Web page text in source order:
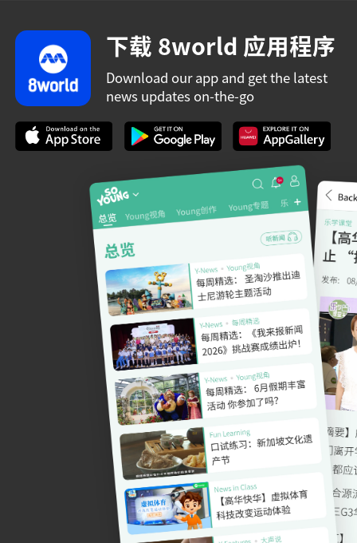
下载 8world 应用程序
Download our app and get the latest
news updates on-the-go